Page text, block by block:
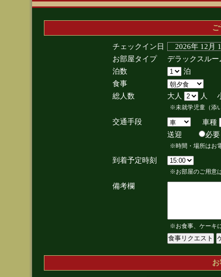
チェックイン日
2026年 12
お部屋タイプ
デラックスル
泊数
泊
食事
総人数
大人 人
※未就学児童（添
交通手段
車種
送迎
※時間・場所はお
到着予定時刻
※お部屋のご用意
備考欄
※お食事、ケーキ